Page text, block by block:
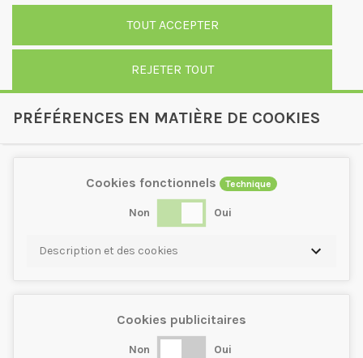
REJETER TOUT
TOUT ACCEPTER
PRÉFÉRENCES EN MATIÈRE DE COOKIES
Cookies fonctionnels Technique
Non Oui
Description et des cookies
Cookies publicitaires
Non Oui